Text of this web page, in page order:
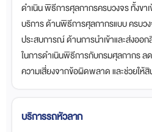
ดำเนิน พิธีการศุลกากรครบวงจร ทั้งขา
บริการ ด้านพิธีการศุลกากรแบบ ครบว
ประสบการณ์ ด้านการนำเข้าและส่งออ
ในการดำเนินพิธีการกับกรมศุลกากร ล
ความเสี่ยงจากข้อผิดพลาด และช่วยให้
บริการรถหัวลาก